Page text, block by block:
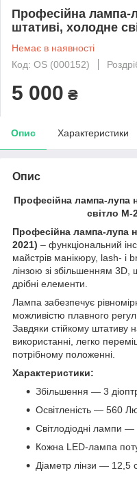
Професійна лампа-
штативі, холодне
Немає в наявності
Код: OS (000152)
5 000 ₴
Опис Характеристики
Опис
Професійна лампа-лупа
світло M-
Професійна лампа-лупа
2021) – функціональний
майстрів манікюру, lash-
лінзою зі збільшенням
дрібні елементи.
Лампа забезпечує
можливістю плавного
Завдяки стійкому штативу
використанні, легко
потрібному положенні.
Характеристики:
Збільшення — 3
Освітленість — 560
Світлодіодні лампи —
Кожна LED-лампа
Діаметр лінзи — 12,5